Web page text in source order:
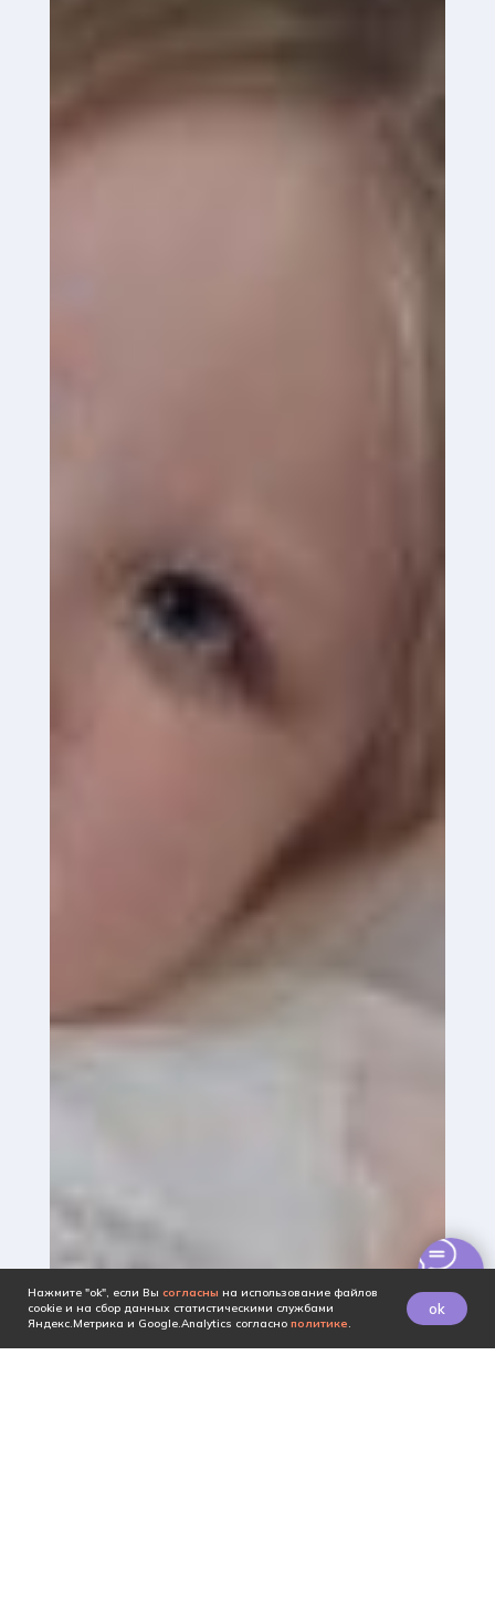
Нажмите "ok", если Вы согласны на использование файлов
cookie и на сбор данных статистическими службами
Яндекс.Метрика и Google.Analytics согласно политике.
ok